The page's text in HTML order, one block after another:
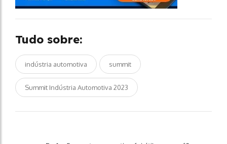
Tudo sobre:
indústria automotiva summit
Summit Indústria Automotiva 2023